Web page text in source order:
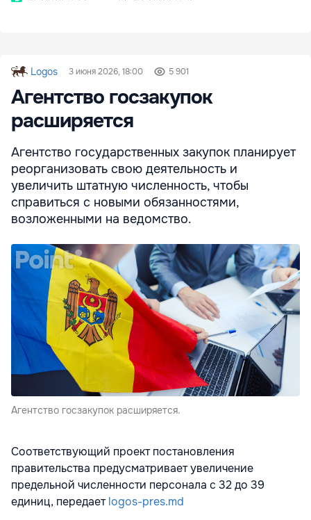
Logos 3 июня 2026, 18:00 5 901
Агентство госзакупок
расширяется
Агентство государственных закупок планирует
реорганизовать свою деятельность и
увеличить штатную численность, чтобы
справиться с новыми обязанностями,
возложенными на ведомство.
Агентство госзакупок расширяется.
Соответствующий проект постановления
правительства предусматривает увеличение
предельной численности персонала с 32 до 39
единиц, передаетlogos-pres.md